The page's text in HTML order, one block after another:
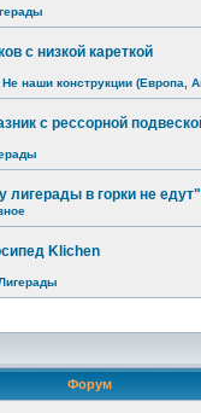
с низкой кареткой
Не наши конструкции (Европа,
с рессорной
лигерады в горки не
Klichen
Форум